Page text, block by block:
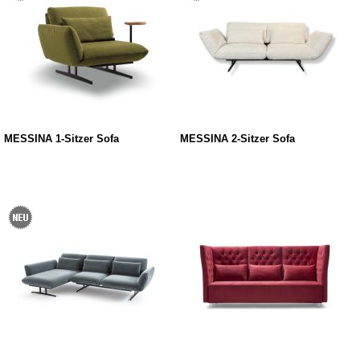
MESSINA 1-Sitzer Sofa MESSINA 2-Sitzer Sofa